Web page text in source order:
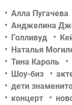
Алла Пугачева
Анджелина
Голливуд
Наталья
Тина Кароль
Шоу-биз
дети
концерт